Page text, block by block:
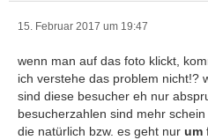
15. Februar 2017 um 19:47
wenn man auf das foto klickt,
ich verstehe das problem nicht!?
sind diese besucher eh nur
besucherzahlen sind mehr
die natürlich bzw. es geht nur um